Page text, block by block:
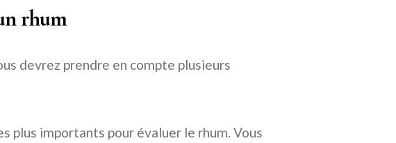
rhum
devrez prendre en compte plusieurs
plus importants pour évaluer le rhum. Vous